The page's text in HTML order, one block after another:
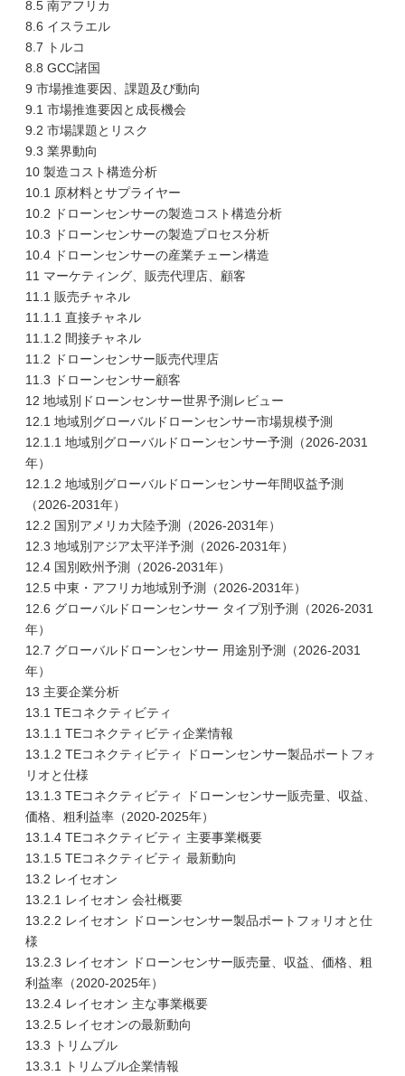
8.5 南アフリカ
8.6 イスラエル
8.7 トルコ
8.8 GCC諸国
9 市場推進要因、課題及び動向
9.1 市場推進要因と成長機会
9.2 市場課題とリスク
9.3 業界動向
10 製造コスト構造分析
10.1 原材料とサプライヤー
10.2 ドローンセンサーの製造コスト構造分析
10.3 ドローンセンサーの製造プロセス分析
10.4 ドローンセンサーの産業チェーン構造
11 マーケティング、販売代理店、顧客
11.1 販売チャネル
11.1.1 直接チャネル
11.1.2 間接チャネル
11.2 ドローンセンサー販売代理店
11.3 ドローンセンサー顧客
12 地域別ドローンセンサー世界予測レビュー
12.1 地域別グローバルドローンセンサー市場規模予測
12.1.1 地域別グローバルドローンセンサー予測（2026-2031
年）
12.1.2 地域別グローバルドローンセンサー年間収益予測
（2026-2031年）
12.2 国別アメリカ大陸予測（2026-2031年）
12.3 地域別アジア太平洋予測（2026-2031年）
12.4 国別欧州予測（2026-2031年）
12.5 中東・アフリカ地域別予測（2026-2031年）
12.6 グローバルドローンセンサー タイプ別予測（2026-2031
年）
12.7 グローバルドローンセンサー 用途別予測（2026-2031
年）
13 主要企業分析
13.1 TEコネクティビティ
13.1.1 TEコネクティビティ企業情報
13.1.2 TEコネクティビティ ドローンセンサー製品ポートフォ
リオと仕様
13.1.3 TEコネクティビティ ドローンセンサー販売量、収益、
価格、粗利益率（2020-2025年）
13.1.4 TEコネクティビティ 主要事業概要
13.1.5 TEコネクティビティ 最新動向
13.2 レイセオン
13.2.1 レイセオン 会社概要
13.2.2 レイセオン ドローンセンサー製品ポートフォリオと仕
様
13.2.3 レイセオン ドローンセンサー販売量、収益、価格、粗
利益率（2020-2025年）
13.2.4 レイセオン 主な事業概要
13.2.5 レイセオンの最新動向
13.3 トリムブル
13.3.1 トリムブル企業情報